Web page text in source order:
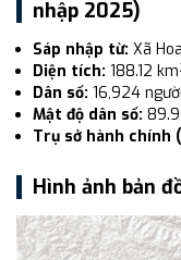
nhập 2025)
Sáp nhập từ: Xã
Diện tích: 188.12
Dân số: 16,924 người
Mật độ dân số:
Trụ sở hành chính
Hình ảnh bản